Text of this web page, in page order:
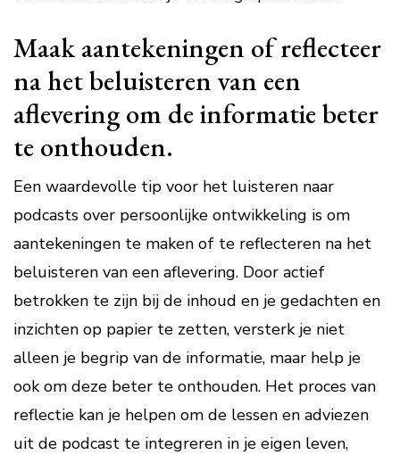
Maak aantekeningen of reflecteer
na het beluisteren van een
aflevering om de informatie beter
te onthouden.
Een waardevolle tip voor het luisteren naar
podcasts over persoonlijke ontwikkeling is om
aantekeningen te maken of te reflecteren na het
beluisteren van een aflevering. Door actief
betrokken te zijn bij de inhoud en je gedachten en
inzichten op papier te zetten, versterk je niet
alleen je begrip van de informatie, maar help je
ook om deze beter te onthouden. Het proces van
reflectie kan je helpen om de lessen en adviezen
uit de podcast te integreren in je eigen leven,